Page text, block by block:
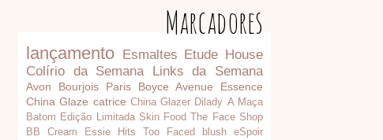
Marcadores
lançamento Esmaltes Etude House
Colírio da Semana
Links da Semana
Avon Bourjois Paris Boyce Avenue
Essence
China Glaze catrice China Glazer Dilady A Maça
Batom Edição Limitada Skin Food The Face Shop
BB Cream
Essie Hits Too Faced blush
eSpoir